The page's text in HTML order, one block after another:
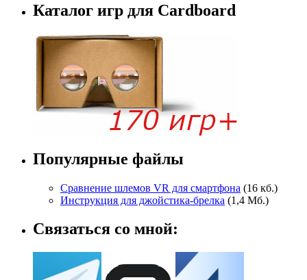
Каталог игр для Cardboard
Популярные файлы
Сравнение шлемов VR для смартфона (16 кб.)
Инструкция для джойстика-брелка (1,4 Мб.)
Связаться со мной: